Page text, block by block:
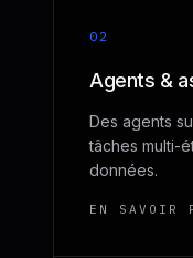
02
Agents &
Des agents
tâches multi-
données.
EN SAVOIR